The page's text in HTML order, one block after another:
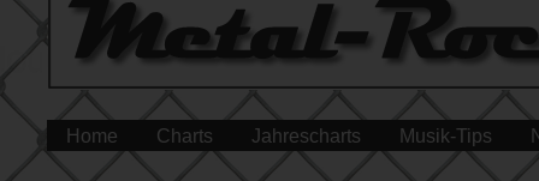
Home Charts Jahrescharts Musik-Tips